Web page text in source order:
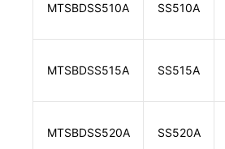
MTSBDSS510A SS510A
MTSBDSS515A SS515A
MTSBDSS520A SS520A